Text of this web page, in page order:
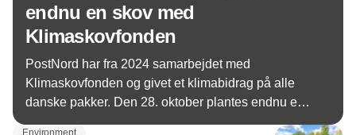
endnu en skov med
Klimaskovfonden
PostNord har fra 2024 samarbejdet med
Klimaskovfonden og givet et klimabidrag på alle
danske pakker. Den 28. oktober plantes endnu en
Environment